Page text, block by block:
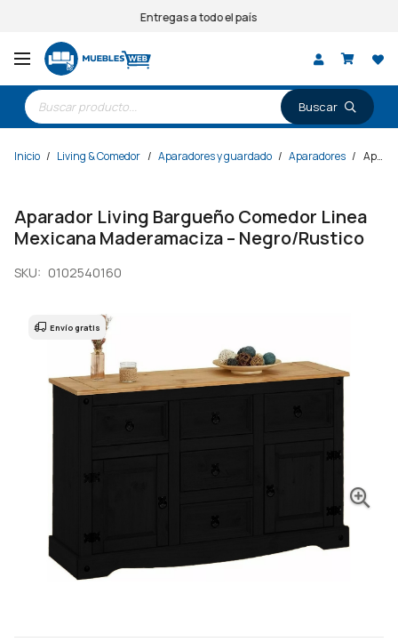
Entregas a todo el país
Búsqueda
de
productos
Inicio / Living & Comedor / Aparadores y guardado / Aparadores / Aparador Living Bargueño Comedor Linea Mexicana Maderamaciza – Negro/Rustico
Aparador Living Bargueño Comedor Linea
Mexicana Maderamaciza – Negro/Rustico
SKU: 0102540160
Envío gratis